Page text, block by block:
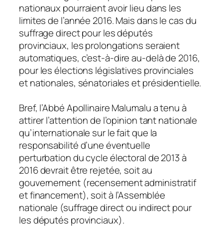
nationaux pourraient avoir lieu dans les
limites de l’année 2016. Mais dans le cas du
suffrage direct pour les députés
provinciaux, les prolongations seraient
automatiques, c’est-à-dire au-delà de 2016,
pour les élections législatives provinciales
et nationales, sénatoriales et présidentielle.
Bref, l’Abbé Apollinaire Malumalu a tenu à
attirer l’attention de l’opinion tant nationale
qu’internationale sur le fait que la
responsabilité d’une éventuelle
perturbation du cycle électoral de 2013 à
2016 devrait être rejetée, soit au
gouvernement (recensement administratif
et financement), soit à l’Assemblée
nationale (suffrage direct ou indirect pour
les députés provinciaux).